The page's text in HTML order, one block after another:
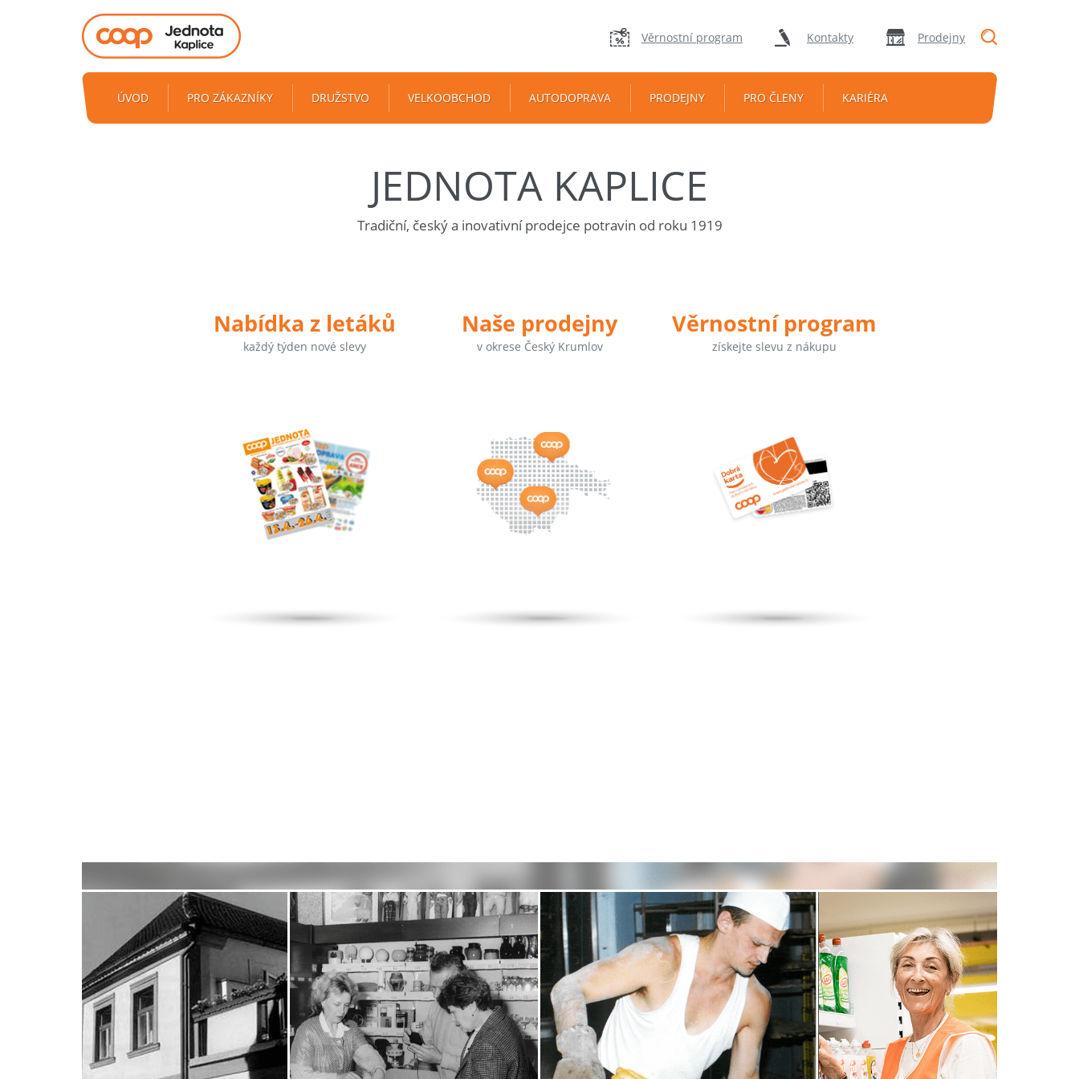
Věrnostní program Kontakty Prodejny
ÚVOD PRO ZÁKAZNÍKY DRUŽSTVO VELKOOBCHOD AUTODOPRAVA PRODEJNY PRO ČLENY KARIÉRA
JEDNOTA KAPLICE
Tradiční, český a inovativní prodejce potravin od roku 1919
Nabídka z letáků
každý týden nové slevy
Naše prodejny
v okrese Český Krumlov
Věrnostní program
získejte slevu z nákupu